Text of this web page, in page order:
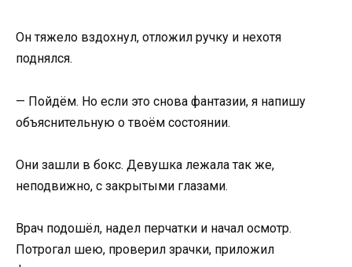
Он тяжело вздохнул, отложил ручку и нехотя
поднялся.
— Пойдём. Но если это снова фантазии, я напишу
объяснительную о твоём состоянии.
Они зашли в бокс. Девушка лежала так же,
неподвижно, с закрытыми глазами.
Врач подошёл, надел перчатки и начал осмотр.
Потрогал шею, проверил зрачки, приложил